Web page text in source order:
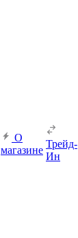
О
магазине
Трейд-
Ин